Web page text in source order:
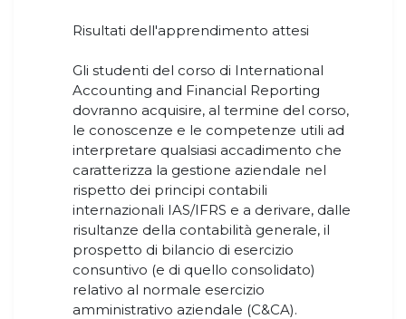
Risultati dell'apprendimento attesi
Gli studenti del corso di International
Accounting and Financial Reporting
dovranno acquisire, al termine del corso,
le conoscenze e le competenze utili ad
interpretare qualsiasi accadimento che
caratterizza la gestione aziendale nel
rispetto dei principi contabili
internazionali IAS/IFRS e a derivare, dalle
risultanze della contabilità generale, il
prospetto di bilancio di esercizio
consuntivo (e di quello consolidato)
relativo al normale esercizio
amministrativo aziendale (C&CA).